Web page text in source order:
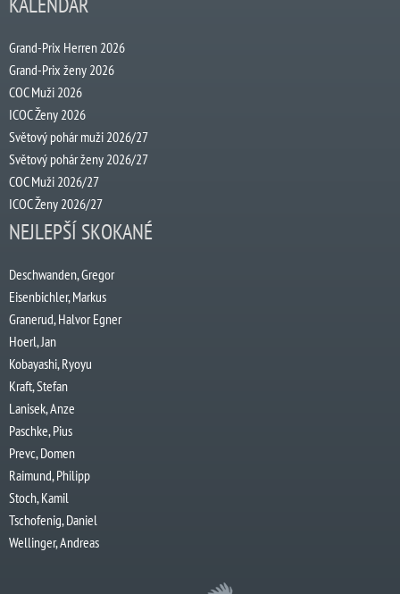
Grand-Prix Herren 2026
Grand-Prix ženy 2026
COC Muži 2026
ICOC Ženy 2026
Světový pohár muži 2026/27
Světový pohár ženy 2026/27
COC Muži 2026/27
ICOC Ženy 2026/27
NEJLEPŠÍ SKOKANÉ
Deschwanden, Gregor
Eisenbichler, Markus
Granerud, Halvor Egner
Hoerl, Jan
Kobayashi, Ryoyu
Kraft, Stefan
Lanisek, Anze
Paschke, Pius
Prevc, Domen
Raimund, Philipp
Stoch, Kamil
Tschofenig, Daniel
Wellinger, Andreas